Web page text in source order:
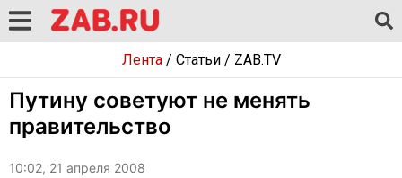
Лента/ Статьи/ ZAB.TV
Путину советуют не менять
правительство
10:02, 21 апреля 2008